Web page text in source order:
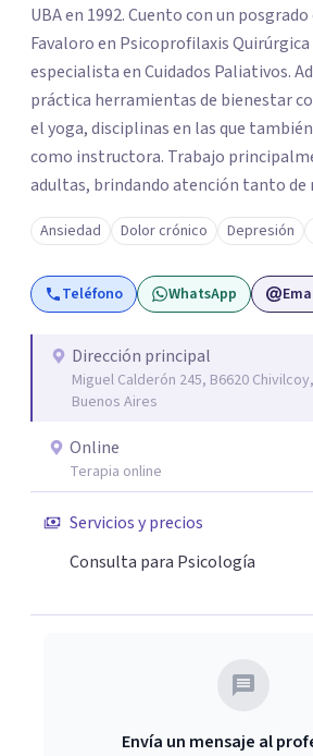
UBA en 1992. Cuento con un
Favaloro en Psicoprofilaxis Quirúrgica
especialista en Cuidados Paliativos.
práctica herramientas de bienestar
el yoga, disciplinas en las que
como instructora. Trabajo
adultas, brindando atención tanto de
como en el consultorio, adaptándome
de cada paciente. Acompaño procesos
ansiedad, la depresión, el estrés, el
y distintos momentos vitales que
Ansiedad Dolor crónico Depresión
Teléfono WhatsApp
Dirección principal
Miguel Calderón 245, B6620
Buenos Aires
Online
Terapia online
Servicios y precios
Consulta para Psicología
Envía un mensaje al